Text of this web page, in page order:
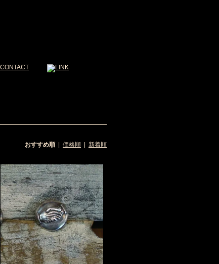
おすすめ順 価格順 新着順